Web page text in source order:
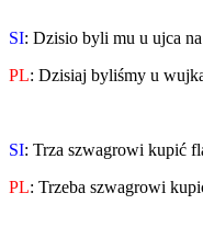
SI: Dzisio byli mu u ujca
PL: Dzisiaj byliśmy u
SI: Trza szwagrowi kupić
PL: Trzeba szwagrowi